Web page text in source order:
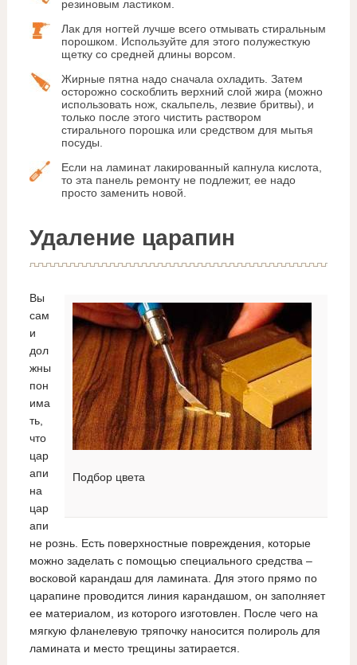
резиновым ластиком.
Лак для ногтей лучше всего отмывать стиральным
порошком. Используйте для этого полужесткую
щетку со средней длины ворсом.
Жирные пятна надо сначала охладить. Затем
осторожно соскоблить верхний слой жира (можно
использовать нож, скальпель, лезвие бритвы), и
только после этого чистить раствором
стирального порошка или средством для мытья
посуды.
Если на ламинат лакированный капнула кислота,
то эта панель ремонту не подлежит, ее надо
просто заменить новой.
Удаление царапин
Подбор цвета
Вы
сам
и
дол
жны
пон
има
ть,
что
цар
апи
на
цар
апи
не рознь. Есть поверхностные повреждения, которые
можно заделать с помощью специального средства –
восковой карандаш для ламината. Для этого прямо по
царапине проводится линия карандашом, он заполняет
ее материалом, из которого изготовлен. После чего на
мягкую фланелевую тряпочку наносится полироль для
ламината и место трещины затирается.